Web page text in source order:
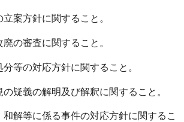
立案方針に関すること。
廃の審査に関すること。
分等の対応方針に関すること。
の疑義の解明及び解釈に関すること。
和解等に係る事件の対応方針に関するこ